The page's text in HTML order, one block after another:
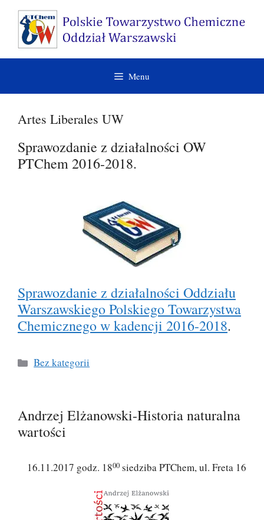
Przejdź
treści
Menu
Artes Liberales UW
Sprawozdanie z działalności OW
PTChem 2016-2018.
Sprawozdanie z działalności Oddziału
Warszawskiego Polskiego Towarzystwa
Chemicznego w kadencji 2016-2018.
Kategorie
Bez kategorii
Andrzej Elżanowski-Historia naturalna
wartości
16.11.2017 godz. 1800 siedziba PTChem, ul. Freta 16